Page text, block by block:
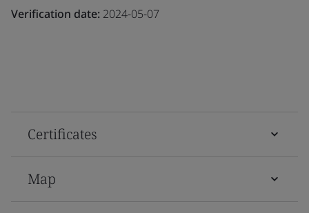
Verification date: 2024-05-07
Certificates
Map